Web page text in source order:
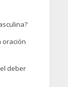
oración
deber